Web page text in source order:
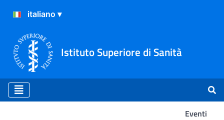
Istituto Superiore di Sanità
Eventi